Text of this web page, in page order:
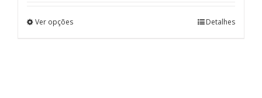
Ver opções Detalhes